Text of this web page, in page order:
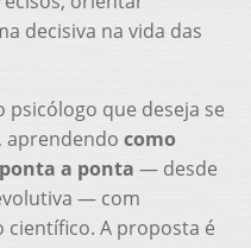
decisiva na vida das
psicólogo que deseja se
aprendendo como
a ponta — desde
— com
científico. A proposta é